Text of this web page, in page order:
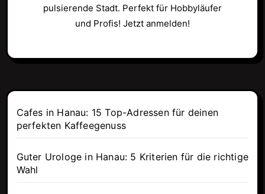
pulsierende Stadt. Perfekt für Hobbyläufer
und Profis! Jetzt anmelden!
Cafes in Hanau: 15 Top-Adressen für deinen
perfekten Kaffeegenuss
Guter Urologe in Hanau: 5 Kriterien für die richtige
Wahl